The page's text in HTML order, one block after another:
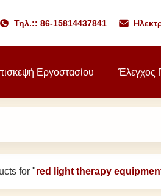
Τηλ.:: 86-15814437841
Εργοστασίου Έλεγχος
for "red light therapy